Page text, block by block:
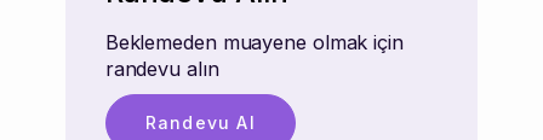
Beklemeden muayene olmak için
randevu alın
Randevu Al